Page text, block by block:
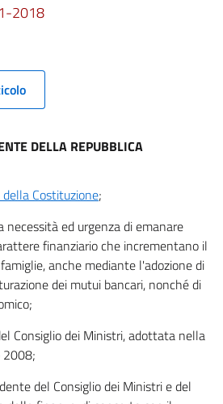
2018
DELLA REPUBBLICA
Costituzione;
ed urgenza di emanare
finanziario che incrementano il
anche mediante l'adozione di
dei mutui bancari, nonché di
Consiglio dei Ministri, adottata nella
2008;
del Consiglio dei Ministri e del